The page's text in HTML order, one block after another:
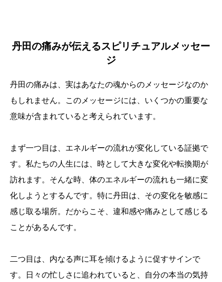
丹田の痛みが伝えるスピリチュアルメッセー
ジ
丹田の痛みは、実はあなたの魂からのメッセージなのか
もしれません。このメッセージには、いくつかの重要な
意味が含まれていると考えられています。
まず一つ目は、エネルギーの流れが変化している証拠で
す。私たちの人生には、時として大きな変化や転換期が
訪れます。そんな時、体のエネルギーの流れも一緒に変
化しようとするんです。特に丹田は、その変化を敏感に
感じ取る場所。だからこそ、違和感や痛みとして感じる
ことがあるんです。
二つ目は、内なる声に耳を傾けるように促すサインで
す。日々の忙しさに追われていると、自分の本当の気持